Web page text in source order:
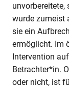
unvorbereitete,
wurde zumeist
sie ein
ermöglicht. Im
Intervention
Betrachter*in.
oder nicht, ist